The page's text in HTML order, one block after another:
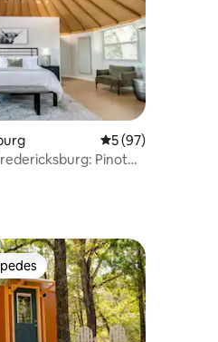
5, 10 avaliações5 de uma
5 (97)
Pinot